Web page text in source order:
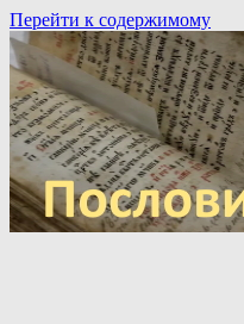
Перейти к содержимому